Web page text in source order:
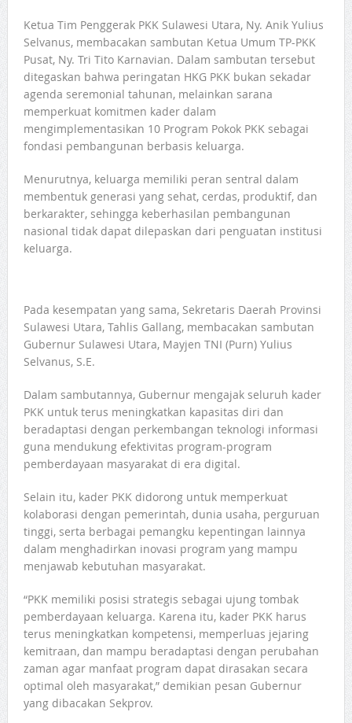
Ketua Tim Penggerak PKK Sulawesi Utara, Ny. Anik Yulius
Selvanus, membacakan sambutan Ketua Umum TP-PKK
Pusat, Ny. Tri Tito Karnavian. Dalam sambutan tersebut
ditegaskan bahwa peringatan HKG PKK bukan sekadar
agenda seremonial tahunan, melainkan sarana
memperkuat komitmen kader dalam
mengimplementasikan 10 Program Pokok PKK sebagai
fondasi pembangunan berbasis keluarga.
Menurutnya, keluarga memiliki peran sentral dalam
membentuk generasi yang sehat, cerdas, produktif, dan
berkarakter, sehingga keberhasilan pembangunan
nasional tidak dapat dilepaskan dari penguatan institusi
keluarga.
Pada kesempatan yang sama, Sekretaris Daerah Provinsi
Sulawesi Utara, Tahlis Gallang, membacakan sambutan
Gubernur Sulawesi Utara, Mayjen TNI (Purn) Yulius
Selvanus, S.E.
Dalam sambutannya, Gubernur mengajak seluruh kader
PKK untuk terus meningkatkan kapasitas diri dan
beradaptasi dengan perkembangan teknologi informasi
guna mendukung efektivitas program-program
pemberdayaan masyarakat di era digital.
Selain itu, kader PKK didorong untuk memperkuat
kolaborasi dengan pemerintah, dunia usaha, perguruan
tinggi, serta berbagai pemangku kepentingan lainnya
dalam menghadirkan inovasi program yang mampu
menjawab kebutuhan masyarakat.
“PKK memiliki posisi strategis sebagai ujung tombak
pemberdayaan keluarga. Karena itu, kader PKK harus
terus meningkatkan kompetensi, memperluas jejaring
kemitraan, dan mampu beradaptasi dengan perubahan
zaman agar manfaat program dapat dirasakan secara
optimal oleh masyarakat,” demikian pesan Gubernur
yang dibacakan Sekprov.